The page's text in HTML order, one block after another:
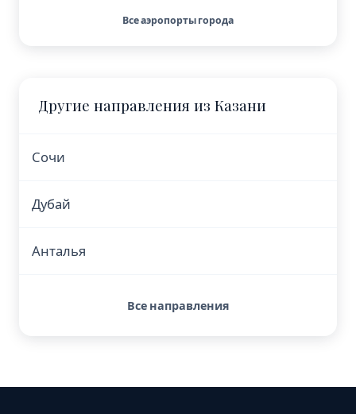
Все аэропорты города
Другие направления из Казани
Сочи
Дубай
Анталья
Все направления